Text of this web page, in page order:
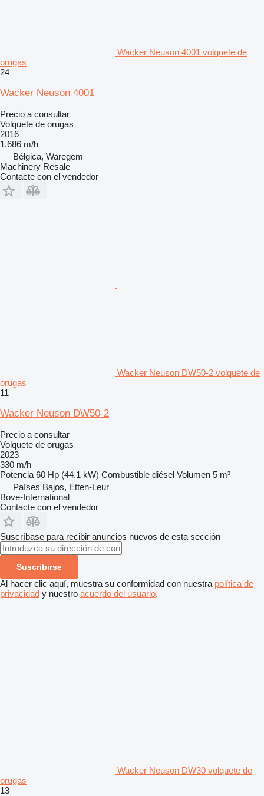
Wacker Neuson 4001 volquete de
orugas
24
Wacker Neuson 4001
Precio a consultar
Volquete de orugas
2016
1,686 m/h
Bélgica, Waregem
Machinery Resale
Contacte con el vendedor
Wacker Neuson DW50-2 volquete de
orugas
11
Wacker Neuson DW50-2
Precio a consultar
Volquete de orugas
2023
330 m/h
Potencia 60 Hp (44.1 kW) Combustible diésel Volumen 5 m³
Países Bajos, Etten-Leur
Bove-International
Contacte con el vendedor
Suscríbase para recibir anuncios nuevos de esta sección
Suscribirse
Al hacer clic aquí, muestra su conformidad con nuestra política de
privacidad y nuestro acuerdo del usuario.
Wacker Neuson DW30 volquete de
orugas
13